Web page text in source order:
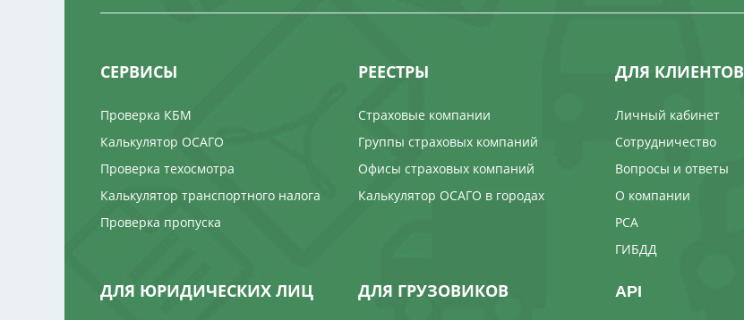
СЕРВИСЫ
Проверка КБМ
Калькулятор ОСАГО
Проверка техосмотра
Калькулятор транспортного налога
Проверка пропуска
РЕЕСТРЫ
Страховые компании
Группы страховых компаний
Офисы страховых компаний
Калькулятор ОСАГО в городах
ДЛЯ КЛИЕНТОВ
Личный кабинет
Сотрудничество
Вопросы и ответы
О компании
РСА
ГИБДД
ДЛЯ ЮРИДИЧЕСКИХ ЛИЦ ДЛЯ ГРУЗОВИКОВ API